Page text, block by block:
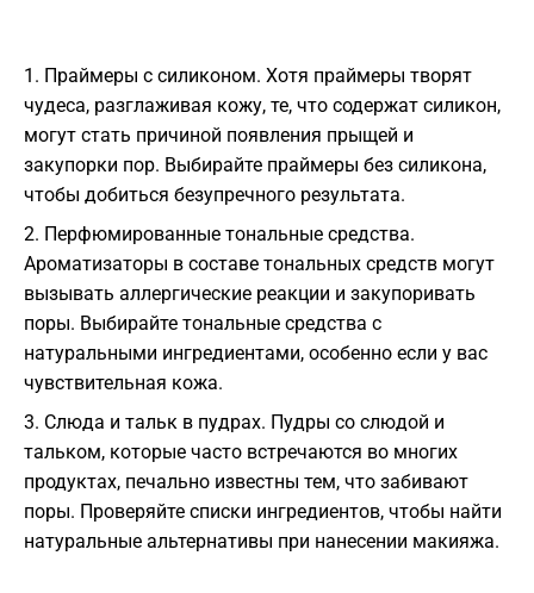
1. Праймеры с силиконом. Хотя праймеры творят
чудеса, разглаживая кожу, те, что содержат силикон,
могут стать причиной появления прыщей и
закупорки пор. Выбирайте праймеры без силикона,
чтобы добиться безупречного результата.
2. Перфюмированные тональные средства.
Ароматизаторы в составе тональных средств могут
вызывать аллергические реакции и закупоривать
поры. Выбирайте тональные средства с
натуральными ингредиентами, особенно если у вас
чувствительная кожа.
3. Слюда и тальк в пудрах. Пудры со слюдой и
тальком, которые часто встречаются во многих
продуктах, печально известны тем, что забивают
поры. Проверяйте списки ингредиентов, чтобы найти
натуральные альтернативы при нанесении макияжа.